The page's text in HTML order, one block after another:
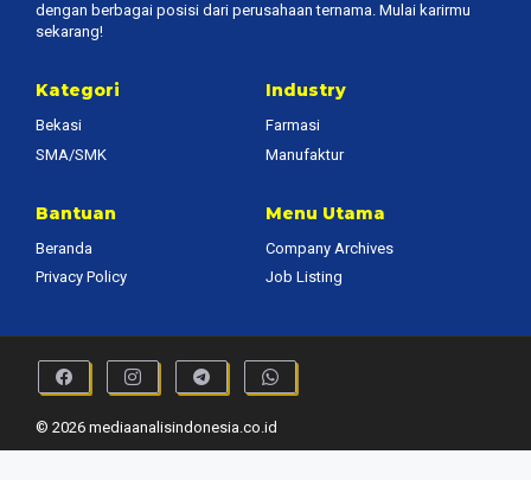
dengan berbagai posisi dari perusahaan ternama. Mulai karirmu
sekarang!
Kategori
Bekasi
SMA/SMK
Industry
Farmasi
Manufaktur
Bantuan
Beranda
Privacy Policy
Menu Utama
Company Archives
Job Listing
© 2026 mediaanalisindonesia.co.id